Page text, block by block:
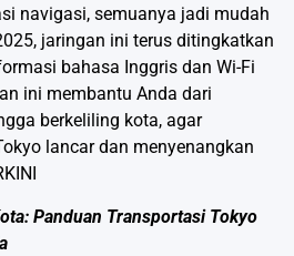
navigasi, semuanya jadi mudah
jaringan ini terus ditingkatkan
bahasa Inggris dan Wi-Fi
ini membantu Anda dari
berkeliling kota, agar
lancar dan menyenangkan
Panduan Transportasi Tokyo